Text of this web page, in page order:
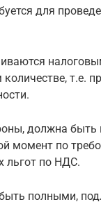
для
т.е.
должна
момент по
льгот по НДС.
полными,